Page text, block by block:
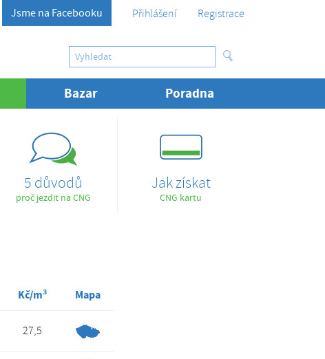
Jsme na Facebooku Přihlášení Registrace
Bazar Poradna
5 důvodů
proč jezdit na CNG
Jak získat
CNG kartu
Kč/m3 Mapa
27,5